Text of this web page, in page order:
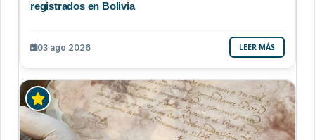
registrados en Bolivia
03 ago 2026 LEER MÁS